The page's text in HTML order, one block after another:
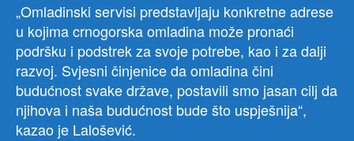
„Omladinski servisi predstavljaju konkretne adrese
u kojima crnogorska omladina može pronaći
podršku i podstrek za svoje potrebe, kao i za dalji
razvoj. Svjesni činjenice da omladina čini
budućnost svake države, postavili smo jasan cilj da
njihova i naša budućnost bude što uspješnija“,
kazao je Lalošević.